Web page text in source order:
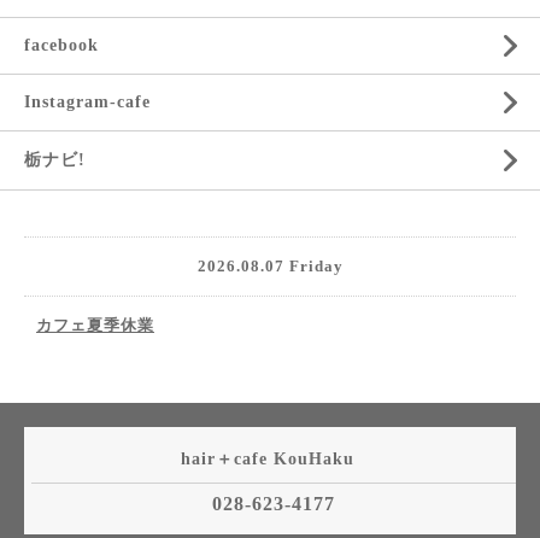
facebook
Instagram-cafe
栃ナビ!
2026.08.07 Friday
カフェ夏季休業
hair＋cafe KouHaku
028-623-4177